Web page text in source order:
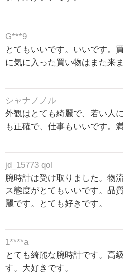
G***9
とてもいいです。いいです。
に気に入った買い物はまた来ま
シャナノノル
外観はとても綺麗で、若い人
も正確で、仕事もいいです。
jd_15773 qol
腕時計は受け取りました。物
ス態度がとてもいいです。品
麗です。とても好きです。
1****a
とても綺麗な腕時計です。高
す。大好きです。